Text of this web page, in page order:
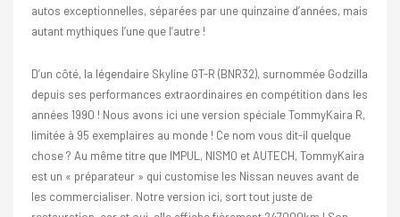
autos exceptionnelles, séparées par une quinzaine d’années, mais
autant mythiques l’une que l’autre !
D’un côté, la légendaire Skyline GT-R (BNR32), surnommée Godzilla
depuis ses performances extraordinaires en compétition dans les
années 1990 ! Nous avons ici une version spéciale TommyKaira R,
limitée à 95 exemplaires au monde ! Ce nom vous dit-il quelque
chose ? Au même titre que IMPUL, NISMO et AUTECH, TommyKaira
est un « préparateur » qui customise les Nissan neuves avant de
les commercialiser. Notre version ici, sort tout juste de